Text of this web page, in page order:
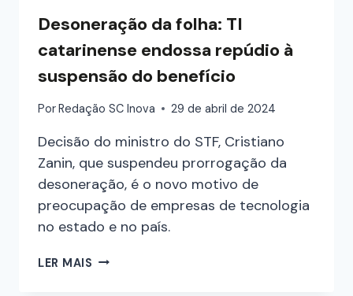
Desoneração da folha: TI
catarinense endossa repúdio à
suspensão do benefício
PorRedação SC Inova 29 de abril de 2024
Decisão do ministro do STF, Cristiano
Zanin, que suspendeu prorrogação da
desoneração, é o novo motivo de
preocupação de empresas de tecnologia
no estado e no país.
LER MAIS